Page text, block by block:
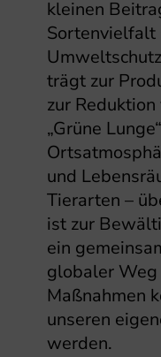
kleinen
Sortenvielfalt
trägt zur
zur
„Grüne
und
Tierarten –
ist zur
ein
globaler
Maßnahmen
unseren
werden.